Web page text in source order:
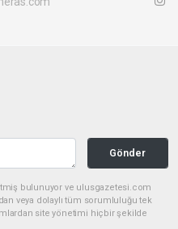
Gönder
bulunuyor ve ulusgazetesi.com
veya dolaylı tüm sorumluluğu tek
site yönetimi hiçbir şekilde